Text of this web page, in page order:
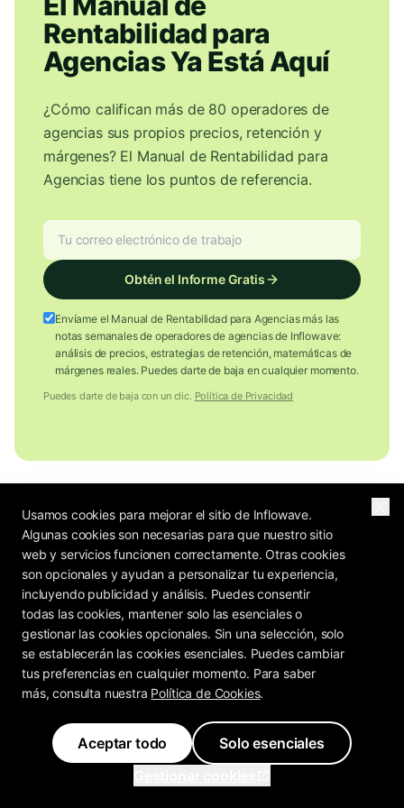
Rentabilidad para
Agencias Ya Está Aquí
¿Cómo califican más de 80 operadores de
agencias sus propios precios, retención y
márgenes? El Manual de Rentabilidad para
Agencias tiene los puntos de referencia.
Obtén el Informe Gratis
Envíame el Manual de Rentabilidad para Agencias más las
notas semanales de operadores de agencias de Inflowave:
análisis de precios, estrategias de retención, matemáticas de
márgenes reales. Puedes darte de baja en cualquier momento.
Puedes darte de baja con un clic. Política de Privacidad
Usamos cookies para mejorar el sitio de Inflowave.
Algunas cookies son necesarias para que nuestro sitio
web y servicios funcionen correctamente. Otras cookies
son opcionales y ayudan a personalizar tu experiencia,
incluyendo publicidad y análisis. Puedes consentir
todas las cookies, mantener solo las esenciales o
gestionar las cookies opcionales. Sin una selección, solo
se establecerán las cookies esenciales. Puedes cambiar
tus preferencias en cualquier momento. Para saber
más, consulta nuestra Política de Cookies.
Aceptar todo
Solo esenciales